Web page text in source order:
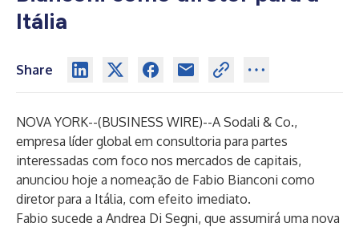
Itália
Share
NOVA YORK--(BUSINESS WIRE)--A Sodali & Co.,
empresa líder global em consultoria para partes
interessadas com foco nos mercados de capitais,
anunciou hoje a nomeação de Fabio Bianconi como
diretor para a Itália, com efeito imediato.
Fabio sucede a Andrea Di Segni, que assumirá uma nova